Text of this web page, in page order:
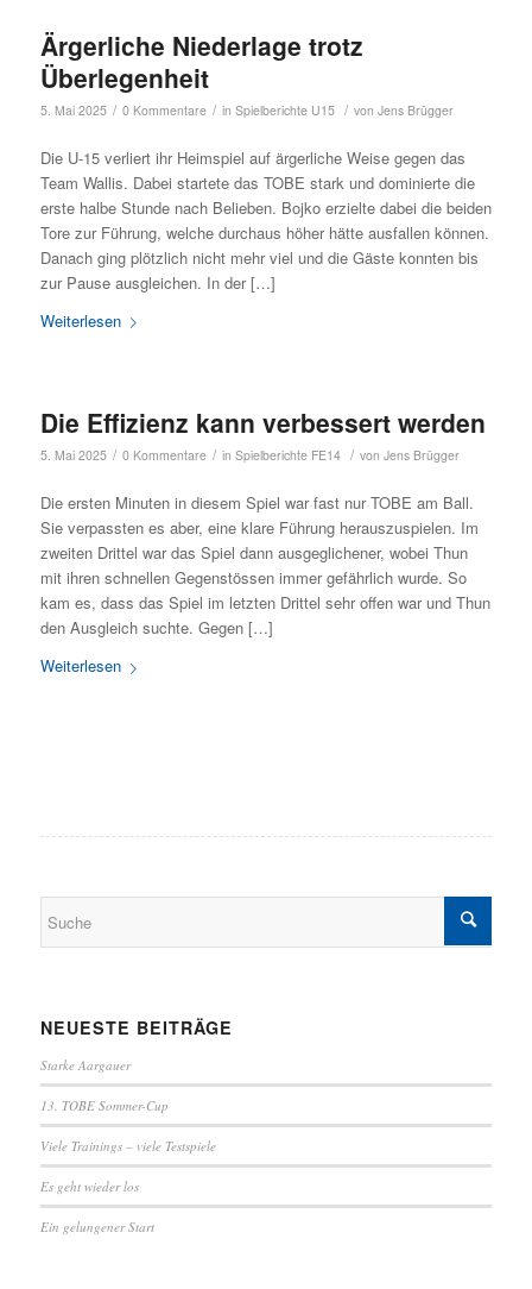
Ärgerliche Niederlage trotz
Überlegenheit
5. Mai 2025 / 0 Kommentare / in Spielberichte U15 / von Jens Brügger
Die U-15 verliert ihr Heimspiel auf ärgerliche Weise gegen das
Team Wallis. Dabei startete das TOBE stark und dominierte die
erste halbe Stunde nach Belieben. Bojko erzielte dabei die beiden
Tore zur Führung, welche durchaus höher hätte ausfallen können.
Danach ging plötzlich nicht mehr viel und die Gäste konnten bis
zur Pause ausgleichen. In der […]
Weiterlesen
Die Effizienz kann verbessert werden
5. Mai 2025 / 0 Kommentare / in Spielberichte FE14 / von Jens Brügger
Die ersten Minuten in diesem Spiel war fast nur TOBE am Ball.
Sie verpassten es aber, eine klare Führung herauszuspielen. Im
zweiten Drittel war das Spiel dann ausgeglichener, wobei Thun
mit ihren schnellen Gegenstössen immer gefährlich wurde. So
kam es, dass das Spiel im letzten Drittel sehr offen war und Thun
den Ausgleich suchte. Gegen […]
Weiterlesen
NEUESTE BEITRÄGE
Starke Aargauer
13. TOBE Sommer-Cup
Viele Trainings – viele Testspiele
Es geht wieder los
Ein gelungener Start